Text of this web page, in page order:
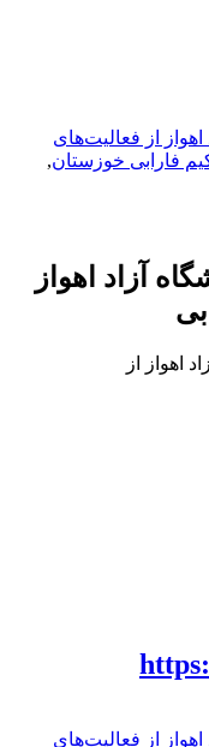
اهواز از فعالیت‌های
فارابی خوزستان,
آزاد اهواز
اهواز از فعالیت‌های